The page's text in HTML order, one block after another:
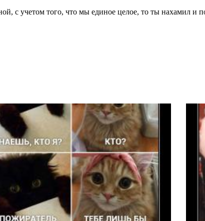
с учетом того, что мы единое целое, то ты нахамил и